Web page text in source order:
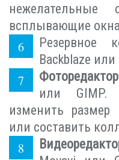
всплывающие
Резервное
Backblaze или
или GIMP.
изменить размер
или составить